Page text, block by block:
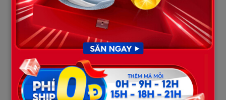
đúng khẩu vị của cô ngày xưa. Suốt bữa ăn, hai cô trò ôn lại
chuyện cũ, cười xen lẫn những giọt nước mắt.
Đến cuối bữa, Minh lấy từ trong cặp ra một tập hồ sơ và một
chiếc chìa khóa, đặt trước mặt cô.
– Cô à, con biết cô đang thuê trọ, vất vả lắm. Căn hộ này con đã
mua sẵn, gần trường, gần chợ, đầy đủ tiện nghi. Cô nhận đi, coi
như để con được báo đáp phần nào.